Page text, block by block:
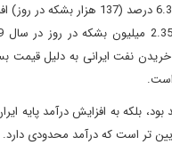
همچنین گزارش داده که میزان تولید
نفت ایرانی به دلیل
بلکه به افزایش درآمد
تر است که درآمد محدودی